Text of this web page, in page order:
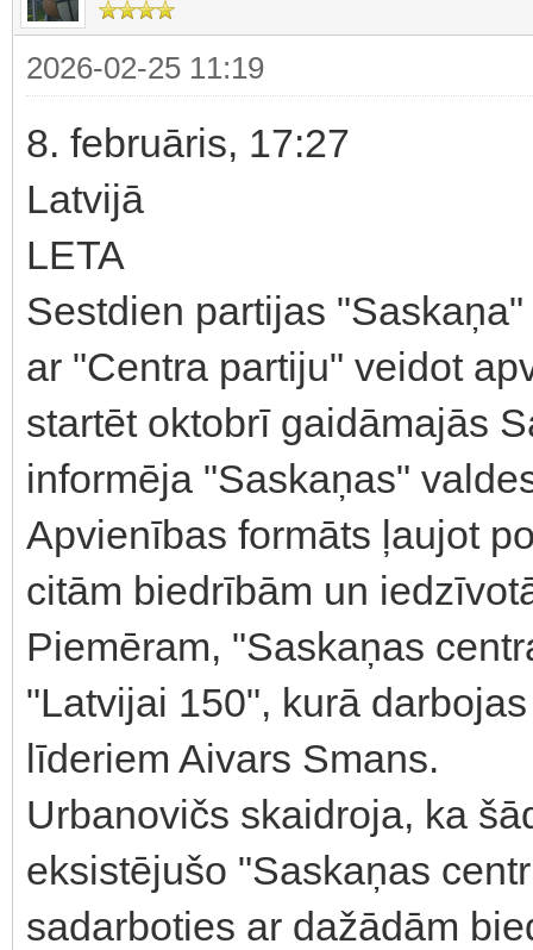
2026-02-25 11:19
8. februāris, 17:27
Latvijā
LETA
Sestdien partijas
ar "Centra partiju" veidot
startēt oktobrī gaidāmajās
informēja "Saskaņas"
Apvienības formāts ļaujot
citām biedrībām un
Piemēram, "Saskaņas
"Latvijai 150", kurā
līderiem Aivars Smans.
Urbanovičs skaidroja, ka
eksistējušo "Saskaņas
sadarboties ar dažādām